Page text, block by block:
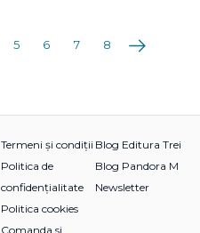
5 6 7 8 Următoarea
Termeni și condiții
Politica de
confidențialitate
Politica cookies
Comanda si
Blog Editura Trei
Blog Pandora M
Newsletter